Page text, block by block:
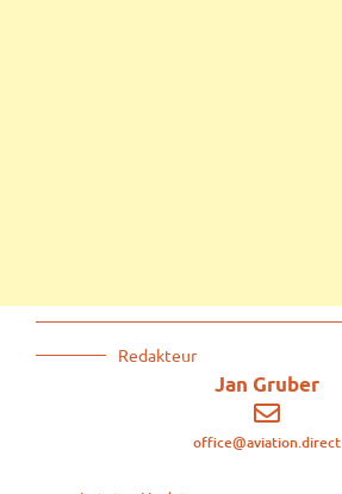
Redakteur
Jan Gruber
office@aviation.direct